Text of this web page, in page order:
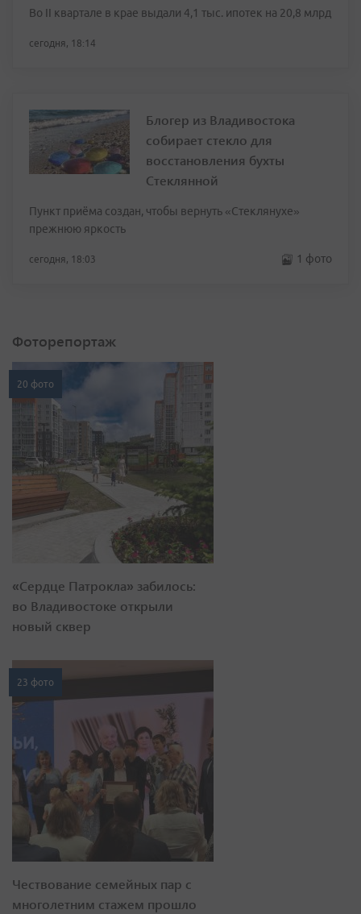
Во II квартале в крае выдали 4,1 тыс. ипотек на 20,8 млрд
сегодня, 18:14
Блогер из Владивостока
собирает стекло для
восстановления бухты
Стеклянной
Пункт приёма создан, чтобы вернуть «Стеклянухе»
прежнюю яркость
сегодня, 18:03 1 фото
Фоторепортаж
20 фото
«Сердце Патрокла» забилось:
во Владивостоке открыли
новый сквер
23 фото
Чествование семейных пар с
многолетним стажем прошло